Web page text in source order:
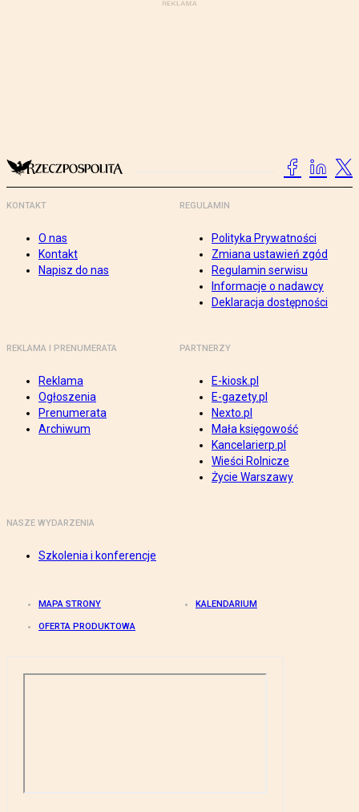
KONTAKT
O nas
Kontakt
Napisz do nas
REGULAMIN
Polityka Prywatności
Zmiana ustawień zgód
Regulamin serwisu
Informacje o nadawcy
Deklaracja dostępności
REKLAMA I PRENUMERATA
Reklama
Ogłoszenia
Prenumerata
Archiwum
PARTNERZY
E-kiosk.pl
E-gazety.pl
Nexto.pl
Mała księgowość
Kancelarierp.pl
Wieści Rolnicze
Życie Warszawy
NASZE WYDARZENIA
Szkolenia i konferencje
MAPA STRONY KALENDARIUM
OFERTA PRODUKTOWA